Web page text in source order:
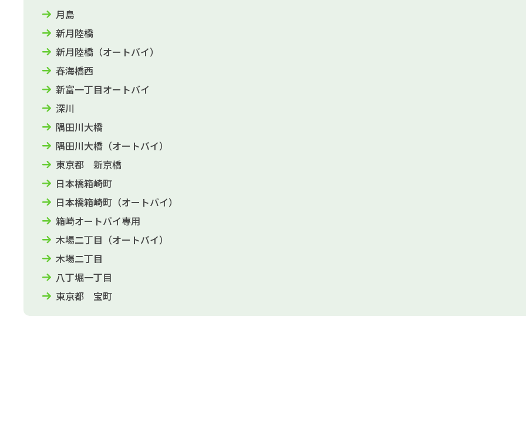
月島
新月陸橋
新月陸橋（オートバイ）
春海橋西
新富一丁目オートバイ
深川
隅田川大橋
隅田川大橋（オートバイ）
東京都 新京橋
日本橋箱崎町
日本橋箱崎町（オートバイ）
箱崎オートバイ専用
木場二丁目（オートバイ）
木場二丁目
八丁堀一丁目
東京都 宝町